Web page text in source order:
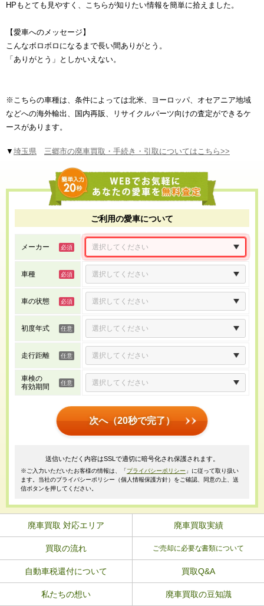
HPもとても見やすく、こちらが知りたい情報を簡単に拾えました。
【愛車へのメッセージ】
こんなボロボロになるまで長い間ありがとう。
「ありがとう」としかいえない。
※こちらの車種は、条件によっては北米、ヨーロッパ、オセアニア地域
などへの海外輸出、国内再販、リサイクルパーツ向けの査定ができるケ
ースがあります。
▼ 埼玉県 三郷市の廃車買取・手続き・引取についてはこちら>>
ご利用の愛車について
メーカー
車種
車の状態
初度年式
走行距離
車検の
有効期間
次へ（20秒で完了）
送信いただく内容はSSLで適切に暗号化され保護されます。
※ご入力いただいたお客様の情報は、「 プライバシーポリシー 」に従って取り扱い
ます。当社のプライバシーポリシー（個人情報保護方針）をご確認、同意の上、送
信ボタンを押してください。
廃車買取 対応エリア 廃車買取実績
買取の流れ ご売却に必要な書類について
自動車税還付について 買取Q&A
私たちの想い 廃車買取の豆知識